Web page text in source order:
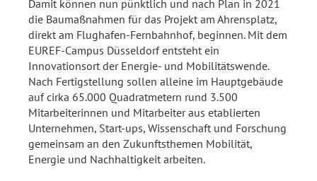
Damit können nun pünktlich und nach Plan in 2021
die Baumaßnahmen für das Projekt am Ahrensplatz,
direkt am Flughafen-Fernbahnhof, beginnen. Mit dem
EUREF-Campus Düsseldorf entsteht ein
Innovationsort der Energie- und Mobilitätswende.
Nach Fertigstellung sollen alleine im Hauptgebäude
auf cirka 65.000 Quadratmetern rund 3.500
Mitarbeiterinnen und Mitarbeiter aus etablierten
Unternehmen, Start-ups, Wissenschaft und Forschung
gemeinsam an den Zukunftsthemen Mobilität,
Energie und Nachhaltigkeit arbeiten.